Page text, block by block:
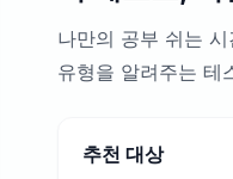
나만의 공부 쉬는 시
유형을 알려주는 테
추천 대상